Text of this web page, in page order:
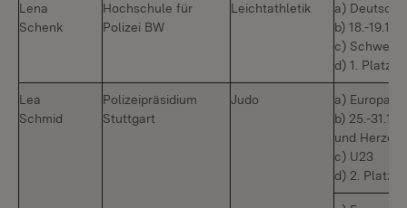
Lena
Schenk
Hochschule für
Polizei BW
Leichtathletik
a)
b) 18.-
c)
d) 1. Platz
Lea
Schmid
Polizeipräsidium
Stuttgart
Judo
a)
b) 25.-
und
c) U23
d) 2. Platz